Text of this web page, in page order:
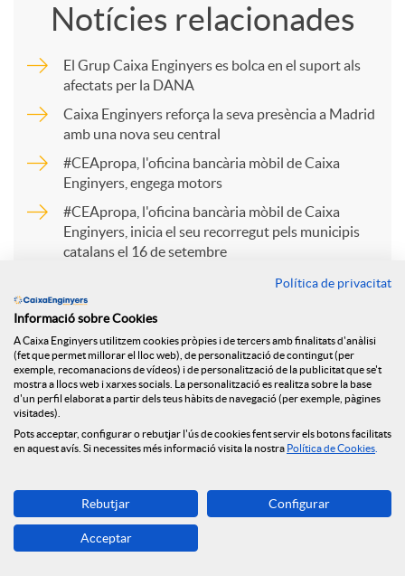
m
p
a
r
i
r
a
X
a
Notícies relacionades
El Grup Caixa Enginyers es bolca en el suport als
afectats per la DANA
Caixa Enginyers reforça la seva presència a Madrid
amb una nova seu central
#CEApropa, l'oficina bancària mòbil de Caixa
Enginyers, engega motors
#CEApropa, l'oficina bancària mòbil de Caixa
Enginyers, inicia el seu recorregut pels municipis
catalans el 16 de setembre
Caixa Enginyers Gestió renova la seva posició com
a primera Entitat a obtenir la certificació ASG
atorgada per MainStreet Partners
Tornar
Política de privacitat
Informació sobre Cookies
A Caixa Enginyers utilitzem cookies pròpies i de tercers amb finalitats d'anàlisi
(fet que permet millorar el lloc web), de personalització de contingut (per
exemple, recomanacions de vídeos) i de personalització de la publicitat que se't
mostra a llocs web i xarxes socials. La personalització es realitza sobre la base
d'un perfil elaborat a partir dels teus hàbits de navegació (per exemple, pàgines
visitades).
Pots acceptar, configurar o rebutjar l'ús de cookies fent servir els botons facilitats
en aquest avís. Si necessites més informació visita la nostra Política de Cookies
Rebutjar Configurar
Acceptar